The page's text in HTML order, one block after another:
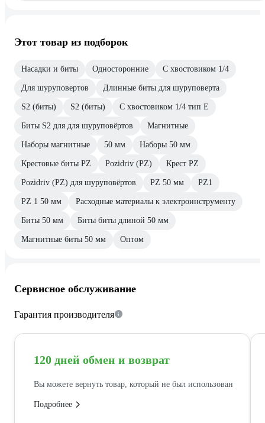
Этот товар из подборок
Насадки и биты Односторонние С хвостовиком 1/4
Для шуруповертов Длинные биты для шуруповерта
S2 (биты) S2 (биты) С хвостовиком 1/4 тип E
Биты S2 для для шуруповёртов Магнитные
Наборы магнитные 50 мм Наборы 50 мм
Крестовые биты PZ Pozidriv (PZ) Крест PZ
Pozidriv (PZ) для шуруповёртов PZ 50 мм PZ1
PZ 1 50 мм Расходные материалы к электроинструменту
Биты 50 мм Биты биты длиной 50 мм
Магнитные биты 50 мм Оптом
Сервисное обслуживание
Гарантия производителя
120 дней обмен и возврат
Вы можете вернуть товар, который не был использован
Подробнее